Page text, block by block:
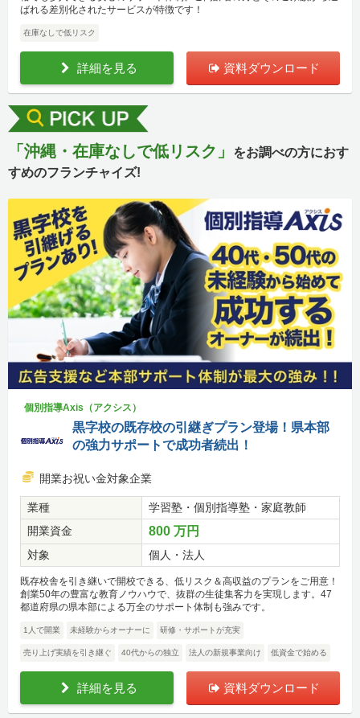
ばれる差別化されたサービスが特徴です！
在庫なしで低リスク
詳細を見る 資料ダウンロード
「沖縄・在庫なしで低リスク」
をお調べの方におす
すめのフランチャイズ!
個別指導Axis（アクシス）
黒字校の既存校の引継ぎプラン登場！県本部
の強力サポートで成功者続出！
開業お祝い金対象企業
業種
学習塾・個別指導塾・家庭教師
開業資金
800 万円
対象 個人・法人
既存校舎を引き継いで開校できる、低リスク＆高収益のプランをご用意！
創業50年の豊富な教育ノウハウで、抜群の生徒集客力を実現します。47
都道府県の県本部による万全のサポート体制も強みです。
1人で開業 未経験からオーナーに 研修・サポートが充実
売り上げ実績を引き継ぐ 40代からの独立 法人の新規事業向け 低資金で始める
詳細を見る 資料ダウンロード